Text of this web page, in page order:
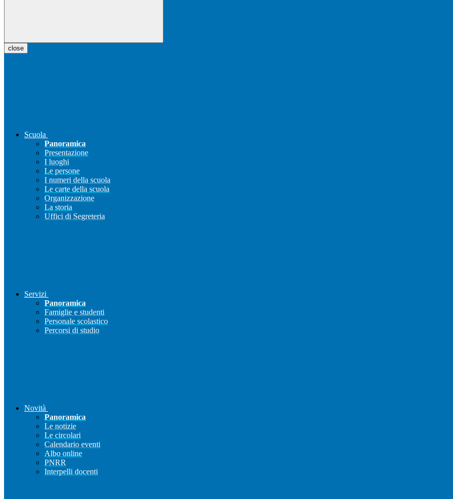
close
Scuola
Panoramica
Presentazione
I luoghi
Le persone
I numeri della scuola
Le carte della scuola
Organizzazione
La storia
Uffici di Segreteria
Servizi
Panoramica
Famiglie e studenti
Personale scolastico
Percorsi di studio
Novità
Panoramica
Le notizie
Le circolari
Calendario eventi
Albo online
PNRR
Interpelli docenti